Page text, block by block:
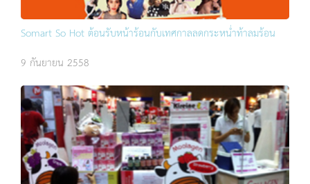
Somart So Hot ต้อนรับหน้าร้อนกับเทศกาลลดกระหน่ำท้าลมร้อน
9 กันยายน 2558